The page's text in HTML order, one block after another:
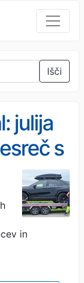
Išči
julija
s
in